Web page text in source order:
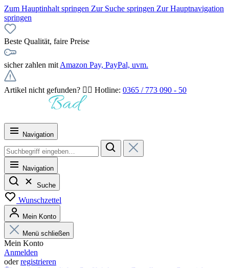
Zum Hauptinhalt springen Zur Suche springen Zur Hauptnavigation
springen
Beste Qualität, faire Preise
sicher zahlen mit Amazon Pay, PayPal, uvm.
Artikel nicht gefunden? 👉🏻 Hotline: 0365 / 773 090 - 50
Navigation
Navigation
Suche
Wunschzettel
Mein Konto
Menü schließen
Mein Konto
Anmelden
oderregistrieren